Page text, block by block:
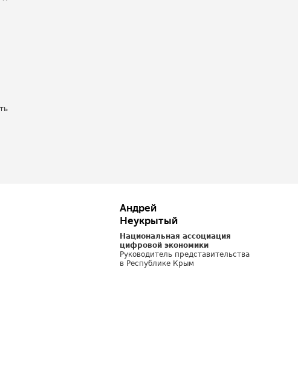
Андрей
Неукрытый
Национальная ассоциация
цифровой экономики
Руководитель представительства
в Республике Крым